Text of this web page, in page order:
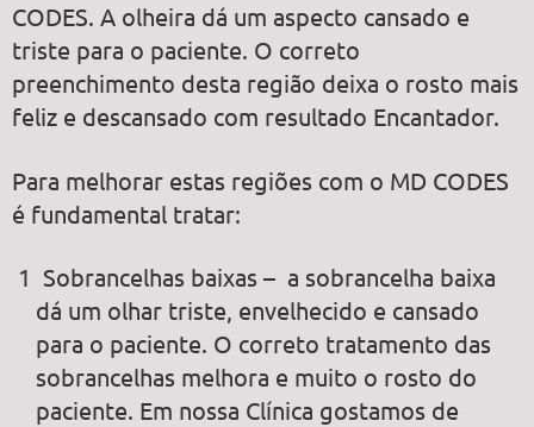
CODES. A olheira dá um aspecto cansado e
triste para o paciente. O correto
preenchimento desta região deixa o rosto mais
feliz e descansado com resultado Encantador.
Para melhorar estas regiões com o MD CODES
é fundamental tratar:
Sobrancelhas baixas – a sobrancelha baixa
dá um olhar triste, envelhecido e cansado
para o paciente. O correto tratamento das
sobrancelhas melhora e muito o rosto do
paciente. Em nossa Clínica gostamos de